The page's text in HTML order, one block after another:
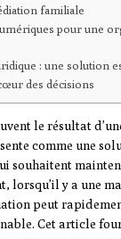
familiale
pour une
: une solution
des décisions
le résultat
comme une
souhaitent
lorsqu’il y a une
peut
Cet article